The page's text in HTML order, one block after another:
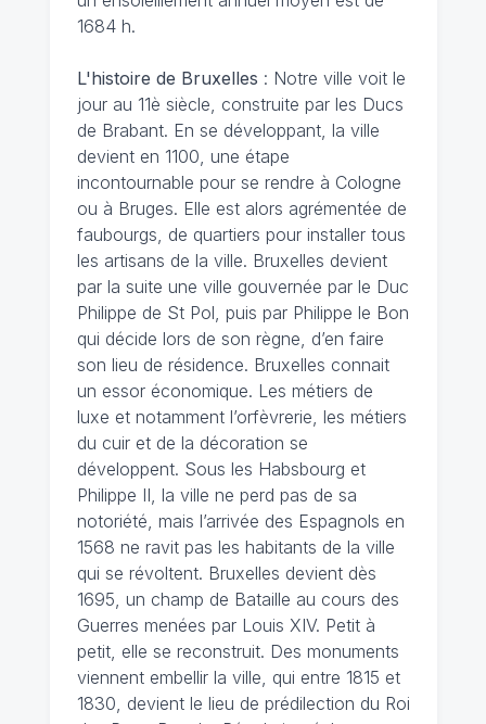
1684 h.
L'histoire de Bruxelles : Notre ville voit le
jour au 11è siècle, construite par les Ducs
de Brabant. En se développant, la ville
devient en 1100, une étape
incontournable pour se rendre à Cologne
ou à Bruges. Elle est alors agrémentée de
faubourgs, de quartiers pour installer tous
les artisans de la ville. Bruxelles devient
par la suite une ville gouvernée par le Duc
Philippe de St Pol, puis par Philippe le Bon
qui décide lors de son règne, d’en faire
son lieu de résidence. Bruxelles connait
un essor économique. Les métiers de
luxe et notamment l’orfèvrerie, les métiers
du cuir et de la décoration se
développent. Sous les Habsbourg et
Philippe II, la ville ne perd pas de sa
notoriété, mais l’arrivée des Espagnols en
1568 ne ravit pas les habitants de la ville
qui se révoltent. Bruxelles devient dès
1695, un champ de Bataille au cours des
Guerres menées par Louis XIV. Petit à
petit, elle se reconstruit. Des monuments
viennent embellir la ville, qui entre 1815 et
1830, devient le lieu de prédilection du Roi